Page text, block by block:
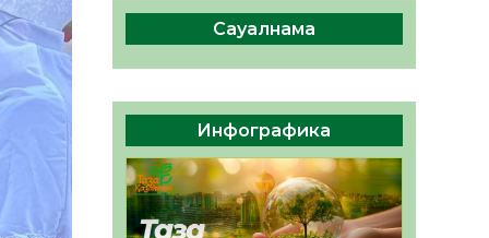
беруге дайын
ӘРБІР ДАУЫС – ҚОҒАМ
ДАМУЫНА ҚОСЫЛҒАН
ҮЛЕС
05.08.2026
36 0
Сауалнама
Инфографика